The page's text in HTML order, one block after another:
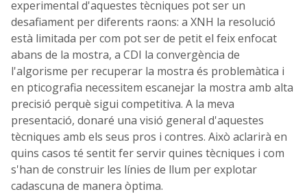
experimental d'aquestes tècniques pot ser un
desafiament per diferents raons: a XNH la resolució
està limitada per com pot ser de petit el feix enfocat
abans de la mostra, a CDI la convergència de
l'algorisme per recuperar la mostra és problemàtica i
en pticografia necessitem escanejar la mostra amb alta
precisió perquè sigui competitiva. A la meva
presentació, donaré una visió general d'aquestes
tècniques amb els seus pros i contres. Això aclarirà en
quins casos té sentit fer servir quines tècniques i com
s'han de construir les línies de llum per explotar
cadascuna de manera òptima.